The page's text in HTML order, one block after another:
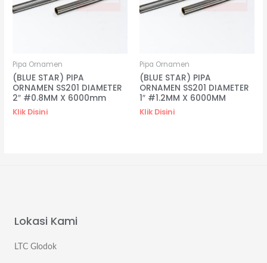
Pipa Ornamen
(BLUE STAR) PIPA
ORNAMEN SS201 DIAMETER
2″ #0.8MM X 6000mm
Klik Disini
Pipa Ornamen
(BLUE STAR) PIPA
ORNAMEN SS201 DIAMETER
1″ #1.2MM X 6000MM
Klik Disini
Lokasi Kami
LTC Glodok